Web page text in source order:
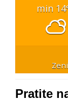
min 14
Pratite